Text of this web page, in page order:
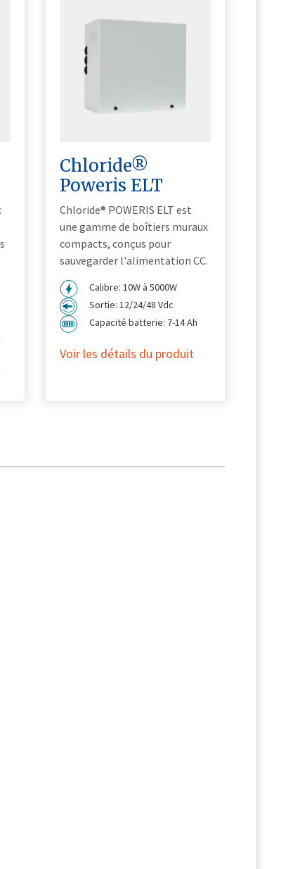
Chloride®
Poweris ELT
Chloride® POWERIS ELT est
une gamme de boîtiers muraux
compacts, conçus pour
sauvegarder l'alimentation CC.
Calibre: 10W à 5000W
Sortie: 12/24/48 Vdc
Capacité batterie: 7-14 Ah
Voir les détails du produit